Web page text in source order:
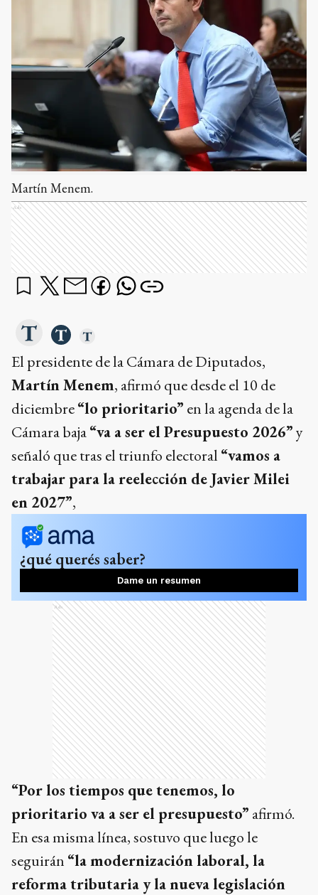
Martín Menem.
Ads
El presidente de la Cámara de Diputados,
Martín Menem, afirmó que desde el 10 de
diciembre“lo prioritario” en la agenda de la
Cámara baja“va a ser el Presupuesto 2026”y
señaló que tras el triunfo electoral “vamos a
trabajar para la reelección de Javier Milei
en 2027”,
¿qué querés saber?
Dame un resumen
Ads
“Por los tiempos que tenemos, lo
prioritario va a ser el presupuesto” afirmó.
En esa misma línea, sostuvo que luego le
seguirán “la modernización laboral, la
reforma tributaria y la nueva legislación